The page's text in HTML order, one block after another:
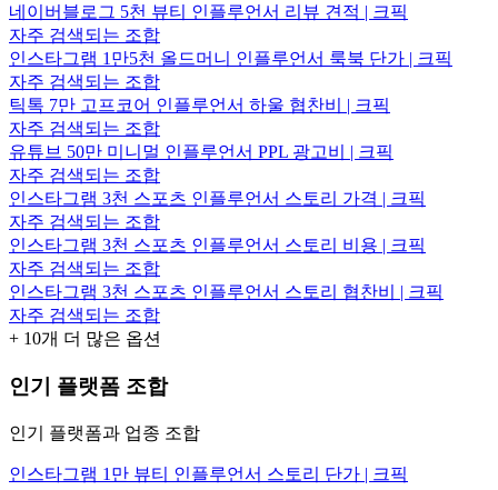
네이버블로그 5천 뷰티 인플루언서 리뷰 견적 | 크픽
자주 검색되는 조합
인스타그램 1만5천 올드머니 인플루언서 룩북 단가 | 크픽
자주 검색되는 조합
틱톡 7만 고프코어 인플루언서 하울 협찬비 | 크픽
자주 검색되는 조합
유튜브 50만 미니멀 인플루언서 PPL 광고비 | 크픽
자주 검색되는 조합
인스타그램 3천 스포츠 인플루언서 스토리 가격 | 크픽
자주 검색되는 조합
인스타그램 3천 스포츠 인플루언서 스토리 비용 | 크픽
자주 검색되는 조합
인스타그램 3천 스포츠 인플루언서 스토리 협찬비 | 크픽
자주 검색되는 조합
+ 10개 더 많은 옵션
인기 플랫폼 조합
인기 플랫폼과 업종 조합
인스타그램 1만 뷰티 인플루언서 스토리 단가 | 크픽